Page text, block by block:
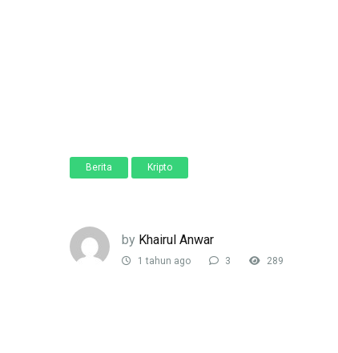
Berita Kripto
by Khairul Anwar
1 tahun ago 3 289